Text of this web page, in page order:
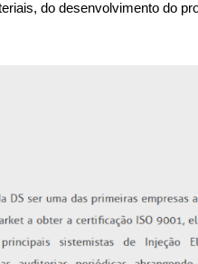
do desenvolvimento do